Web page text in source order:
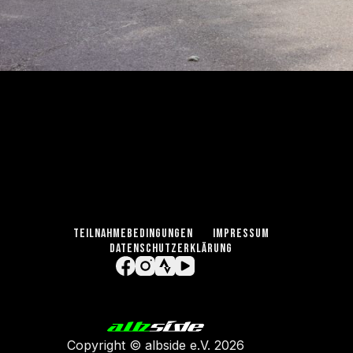
TEILNAHMEBEDINGUNGEN
IMPRESSUM
DATENSCHUTZERKLÄRUNG
Copyright © albside e.V. 2026